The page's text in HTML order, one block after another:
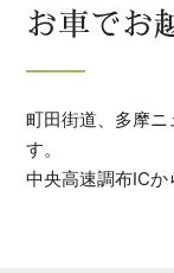
お車でお
町田街道、多摩
す。
中央高速調布ICか